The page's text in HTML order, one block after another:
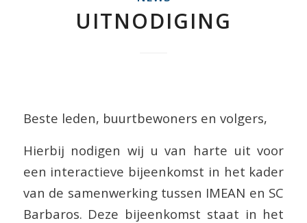
UITNODIGING
Beste leden, buurtbewoners en volgers,
Hierbij nodigen wij u van harte uit voor
een interactieve bijeenkomst in het kader
van de samenwerking tussen IMEAN en SC
Barbaros. Deze bijeenkomst staat in het